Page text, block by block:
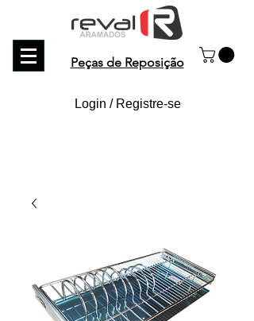
Peças de Reposição
Login / Registre-se